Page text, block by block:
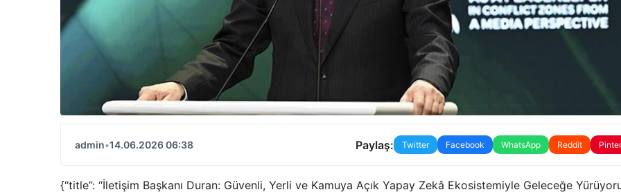
admin•14.06.2026 06:38 Paylaş: Twitter Facebook WhatsApp Reddit
{“title”: “İletişim Başkanı Duran: Güvenli, Yerli ve Kamuya Açık Yapay Zekâ Ekosistemiyle Geleceğe